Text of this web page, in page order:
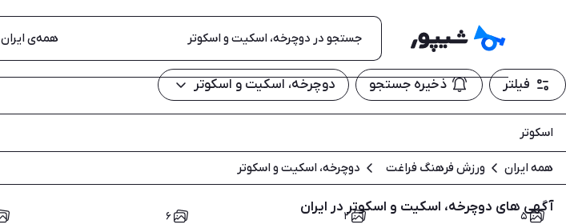
همه‌ی ایران
فیلتر ذخیره جستجو دوچرخه، اسکیت و اسکوتر
اسکوتر
همه ایران ورزش فرهنگ فراغت دوچرخه، اسکیت و اسکوتر
آگهی های دوچرخه، اسکیت و اسکوتر در ایران
۵ ۲ ۶